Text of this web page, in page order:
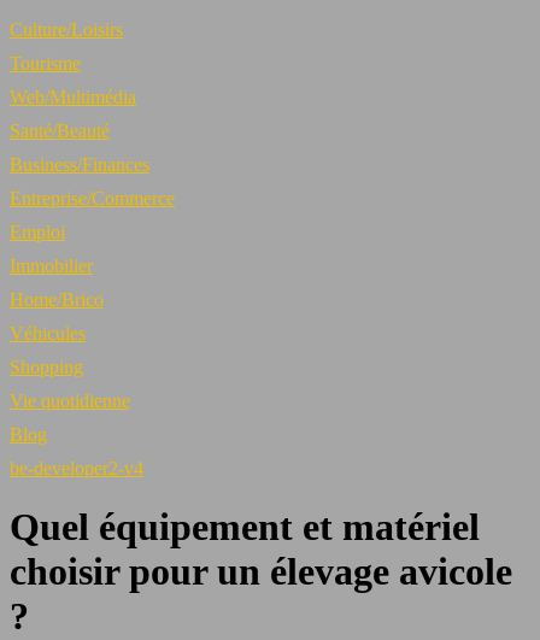
Culture/Loisirs
Tourisme
Web/Multimédia
Santé/Beauté
Business/Finances
Entreprise/Commerce
Emploi
Immobilier
Home/Brico
Véhicules
Shopping
Vie quotidienne
Blog
be-developer2-v4
Quel équipement et matériel
choisir pour un élevage avicole
?